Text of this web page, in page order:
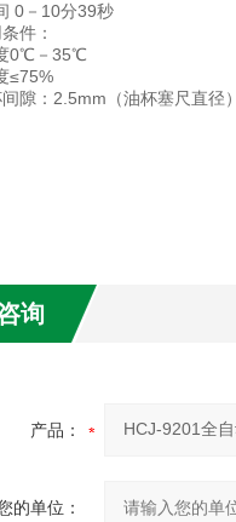
0－10分39秒
件：
0℃－35℃
≤75%
隙：2.5mm（油杯塞尺直径）
询
产品：
的单位：